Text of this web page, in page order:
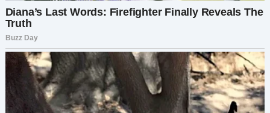
между тобой, мной и твоим братом.
Я рассмеялась — резко, холодно. Не потому что
было смешно, а потому что это было верхом
наглости.
— Ты правда думаешь, что заслуживаешь долю?